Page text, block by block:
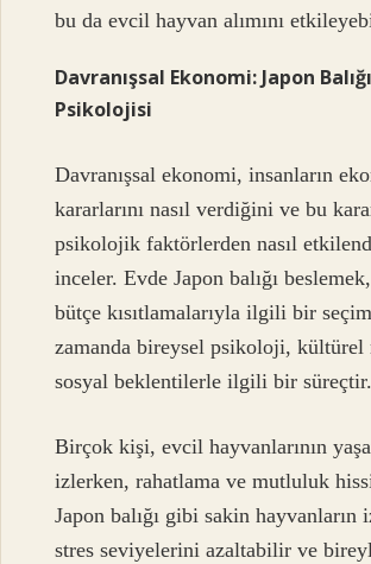
bu da evcil hayvan alımını
Davranışsal Ekonomi: Japon
Psikolojisi
Davranışsal ekonomi, insanların
kararlarını nasıl verdiğini ve bu
psikolojik faktörlerden nasıl
inceler. Evde Japon balığı
bütçe kısıtlamalarıyla ilgili bir
zamanda bireysel psikoloji, kültürel
sosyal beklentilerle ilgili bir süreçtir.
Birçok kişi, evcil hayvanlarının
izlerken, rahatlama ve mutluluk
Japon balığı gibi sakin hayvanların
stres seviyelerini azaltabilir ve